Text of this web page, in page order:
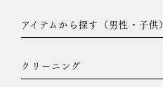
アイテムから探す（男性・子供）
クリーニング